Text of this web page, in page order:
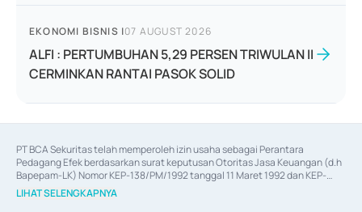
EKONOMI BISNIS |07 AUGUST 2026
ALFI : PERTUMBUHAN 5,29 PERSEN TRIWULAN II
CERMINKAN RANTAI PASOK SOLID
PT BCA Sekuritas telah memperoleh izin usaha sebagai Perantara
Pedagang Efek berdasarkan surat keputusan Otoritas Jasa Keuangan (d.h
Bapepam-LK) Nomor KEP-138/PM/1992 tanggal 11 Maret 1992 dan KEP-
06/D.04/2014 tanggal 28 Februari 2014, izin usaha sebagai Penjamin Emisi
Efek berdasarkan surat keputusan Otoritas Jasa Keuangan Nomor KEP-
LIHAT SELENGKAPNYA